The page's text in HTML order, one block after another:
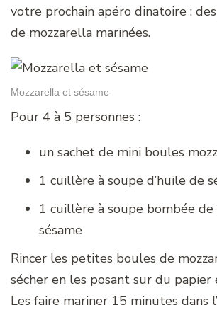
votre prochain apéro dinatoire :
de mozzarella marinées.
Mozzarella et sésame
Pour 4 à 5 personnes :
un sachet de mini boules
1 cuillère à soupe d’huile de
1 cuillère à soupe bombée de
sésame
Rincer les petites boules de
sécher en les posant sur du
Les faire mariner 15 minutes dans